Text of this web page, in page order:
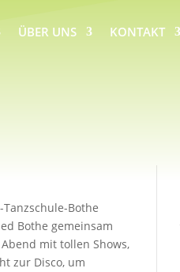
ÜBER UNS KONTAKT
Bothe
Bothe gemeinsam
mit tollen Shows,
zur Disco, um